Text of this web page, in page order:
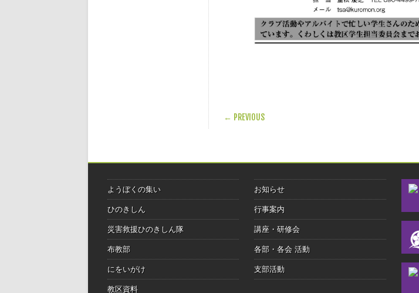
POST NAVIGATION
← PREVIOUS
ようぼくの集い
ひのきしん
災害救援ひのきしん隊
布教部
にをいがけ
教区資料
お知らせ
行事案内
講座・研修会
各部・各会 活動
支部活動